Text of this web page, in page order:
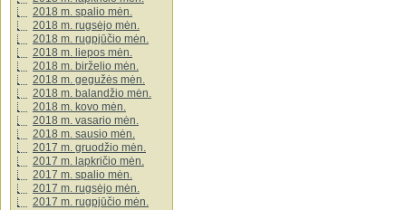
2018 m. spalio mėn.
2018 m. rugsėjo mėn.
2018 m. rugpjūčio mėn.
2018 m. liepos mėn.
2018 m. birželio mėn.
2018 m. gegužės mėn.
2018 m. balandžio mėn.
2018 m. kovo mėn.
2018 m. vasario mėn.
2018 m. sausio mėn.
2017 m. gruodžio mėn.
2017 m. lapkričio mėn.
2017 m. spalio mėn.
2017 m. rugsėjo mėn.
2017 m. rugpjūčio mėn.